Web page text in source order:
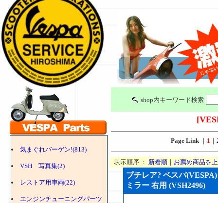
気まぐれバーゲン!(813)
VSH 写真集(2)
レストア用車両(22)
エンジンチューニングパーツ
shop内キーワード検索
Page Link｜ 1 ｜
表示順序 ： 新着順｜ お薦め商品を
プチレア? ベスパ
ミラー 右用 (VSH2496)